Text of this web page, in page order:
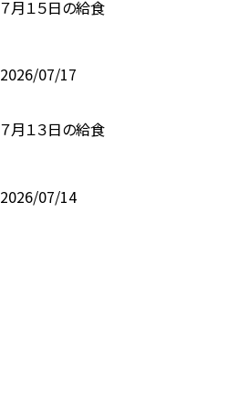
７月１５日の給食
2026/07/17
７月１３日の給食
2026/07/14